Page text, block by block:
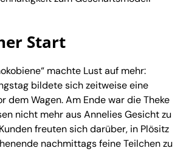
Start
machte Lust auf mehr:
bildete sich zeitweise eine
dem Wagen. Am Ende war die Theke
nicht mehr aus Annelies Gesicht zu
freuten sich darüber, in Plösitz
nachmittags feine Teilchen zu